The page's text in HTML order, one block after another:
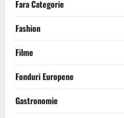
Fara Categorie
Fashion
Filme
Fonduri Europene
Gastronomie